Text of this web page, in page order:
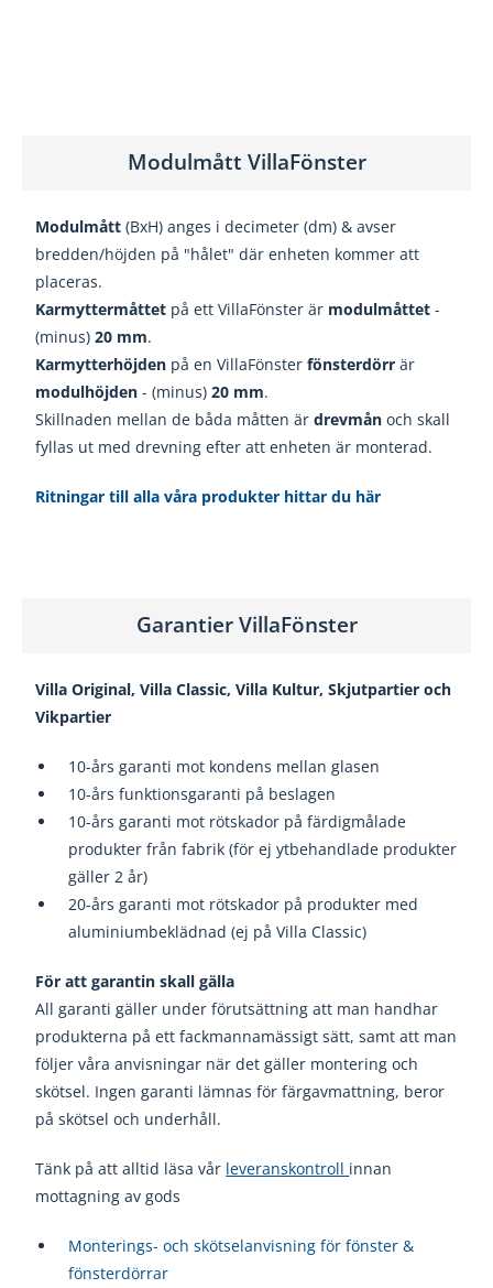
Modulmått VillaFönster
Modulmått (BxH) anges i decimeter (dm) & avser
bredden/höjden på "hålet" där enheten kommer att
placeras.
Karmyttermåttet på ett VillaFönster är modulmåttet -
(minus)20 mm.
Karmytterhöjden på en VillaFönsterfönsterdörr är
modulhöjden- (minus)20 mm.
Skillnaden mellan de båda måtten ärdrevmån och skall
fyllas ut med drevning efter att enheten är monterad.
Ritningar till alla våra produkter hittar du här
Garantier VillaFönster
Villa Original, Villa Classic, Villa Kultur, Skjutpartier och
Vikpartier
10-års garanti mot kondens mellan glasen
10-års funktionsgaranti på beslagen
10-års garanti mot rötskador på färdigmålade
produkter från fabrik (för ej ytbehandlade produkter
gäller 2 år)
20-års garanti mot rötskador på produkter med
aluminiumbeklädnad (ej på Villa Classic)
För att garantin skall gälla
All garanti gäller under förutsättning att man handhar
produkterna på ett fackmannamässigt sätt, samt att man
följer våra anvisningar när det gäller montering och
skötsel. Ingen garanti lämnas för färgavmattning, beror
på skötsel och underhåll.
Tänk på att alltid läsa vår leveranskontroll innan
mottagning av gods
Monterings- och skötselanvisning för fönster &
fönsterdörrar